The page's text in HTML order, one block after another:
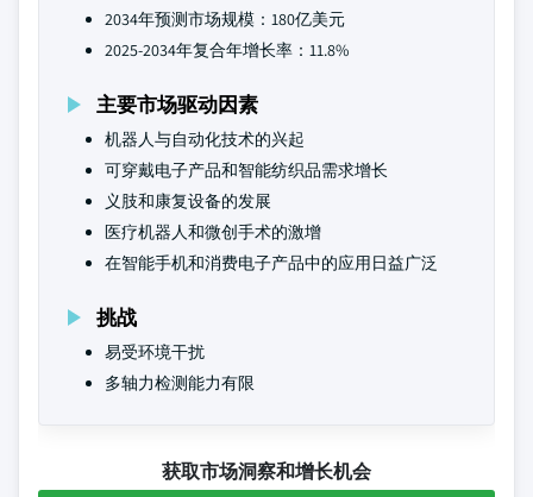
2034年预测市场规模：180亿美元
2025-2034年复合年增长率：11.8%
主要市场驱动因素
机器人与自动化技术的兴起
可穿戴电子产品和智能纺织品需求增长
义肢和康复设备的发展
医疗机器人和微创手术的激增
在智能手机和消费电子产品中的应用日益广泛
挑战
易受环境干扰
多轴力检测能力有限
获取市场洞察和增长机会